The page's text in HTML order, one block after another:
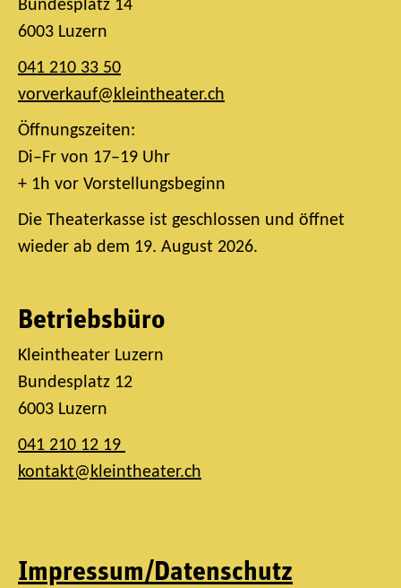
Bundesplatz 14
6003 Luzern
041 210 33 50
vorverkauf@kleintheater.ch
Öffnungszeiten:
Di–Fr von 17–19 Uhr
+ 1h vor Vorstellungsbeginn
Die Theaterkasse ist geschlossen und öffnet
wieder ab dem 19. August 2026.
Betriebsbüro
Kleintheater Luzern
Bundesplatz 12
6003 Luzern
041 210 12 19
kontakt@kleintheater.ch
Impressum/Datenschutz